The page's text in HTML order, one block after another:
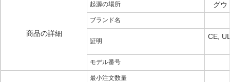
商品の詳細
起源の場所 グウ
ブランド名
証明
CE,
モデル番号
最小注文数量